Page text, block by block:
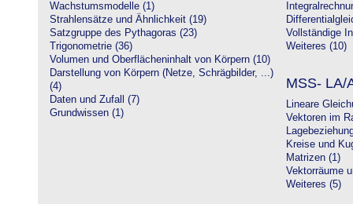
Wachstumsmodelle (1)
Strahlensätze und Ähnlichkeit (19)
Satzgruppe des Pythagoras (23)
Trigonometrie (36)
Volumen und Oberflächeninhalt von Körpern (10)
Darstellung von Körpern (Netze, Schrägbilder, ...)
(4)
Daten und Zufall (7)
Grundwissen (1)
Vollständige
Weiteres (10)
MSS- LA/
Lineare
Vektoren im
Kreise und
Matrizen (1)
Vektorräume
Weiteres (5)